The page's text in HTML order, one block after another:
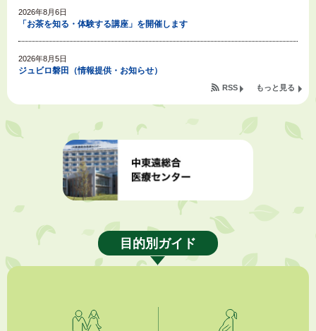
2026年8月6日
「お茶を知る・体験する講座」を開催します
2026年8月5日
ジュビロ磐田（情報提供・お知らせ）
2026年8月5日
2026年8月4日
【日本DX大賞2026】ポスターセッション最優秀賞を受賞しました！
2026年8月4日
市民の勇気ある応急手当に感謝状を贈呈しました
2026年8月4日
夏季休暇期間 開業医等診療予定
もっと見る
RSS
目的別ガイド